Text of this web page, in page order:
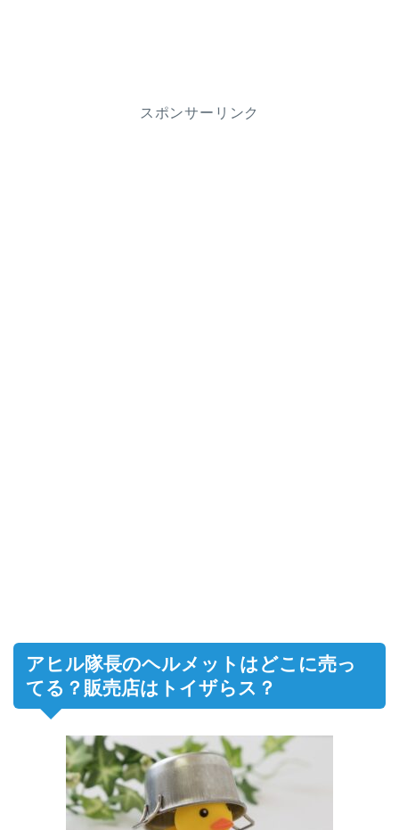
スポンサーリンク
アヒル隊長のヘルメットはどこに売っ
てる？販売店はトイザらス？